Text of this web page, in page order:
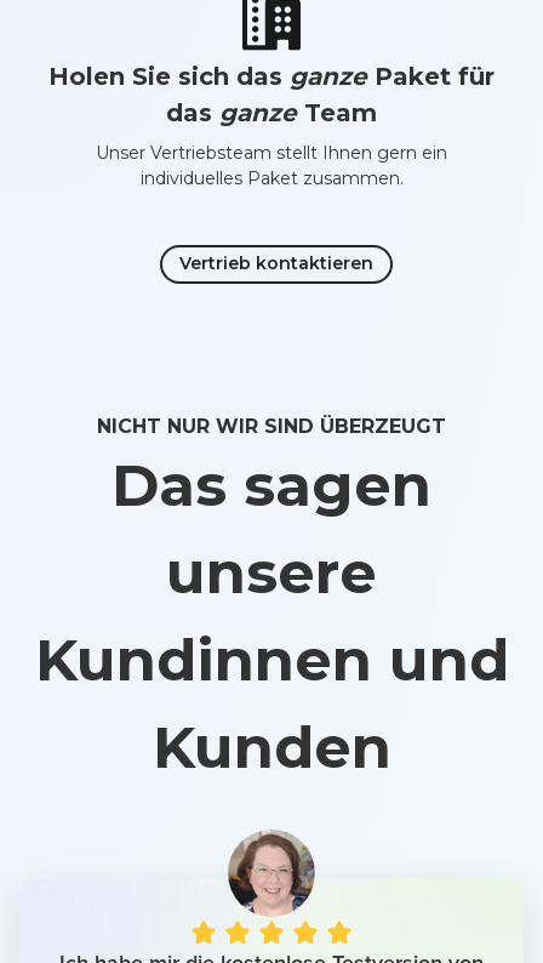
Holen Sie sich das ganzePaket für
das ganzeTeam
Unser Vertriebsteam stellt Ihnen gern ein
individuelles Paket zusammen.
Vertrieb kontaktieren
NICHT NUR WIR SIND ÜBERZEUGT
Das sagen
unsere
Kundinnen und
Kunden